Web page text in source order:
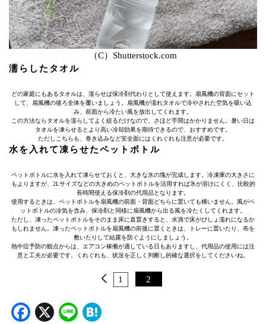
（C）Shutterstock.com
濡らしたタオル
どの家庭にもあるタオルは、濡らせば保冷剤代わりとして使えます。扇風機の背面にセット
して、扇風機の後ろ全体を覆いましょう。扇風機が濡れタオルで冷やされた空気を吸い込
み、前面から冷たい風を放出してくれます。
この方法ならタオルを濡らしてよく絞るだけなので、さほど手間はかかりません。暑い日は
タオルを凍らせるとより高い冷却効果を期待できるので、おすすめです。
ただしこちらも、巻き込みなど安全面にはくれぐれも注意が必要です。
水を入れて凍らせたペットボトル
ペットボトルに水を入れて凍らせておくと、大きな氷の塊が完成します。冷凍庫の大きさに
もよりますが、2Lサイズなどの大きめのペットボトルを活用すれば氷が溶けにくく、比較的
長時間使える保冷剤の代用品となります。
使用するときは、ペットボトルを扇風機の前面・背面どちらに置いても構いません。風がペ
ットボトルの冷気を含み、保冷剤と同様に扇風機から出る風を冷たくしてくれます。
ただし、凍ったペットボトルをそのまま床に直置きすると、水滴で床がびしょ濡れになるか
もしれません。凍ったペットボトルを扇風機の前後に置くときは、トレーに置いたり、布を
敷いたりして結露を防ぐようにしましょう。
熱中症予防の観点からは、エアコン稼働が適している日もありますし、代用品の使用には注
意と工夫が必要です。くれぐれも、状況を正しく判断し的確な選択をしてくださいね。
1 2
Facebook
X Line